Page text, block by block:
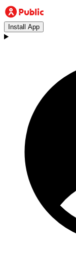
Install App